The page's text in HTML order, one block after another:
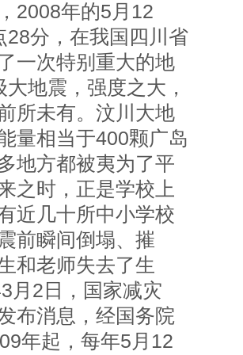
2008年的5月12
28分，在我国四川省
一次特别重大的地
地震，强度之大，
所未有。汶川大地
量相当于400颗广岛
地方都被夷为了平
之时，正是学校上
近几十所中小学校
前瞬间倒塌、摧
和老师失去了生
月2日，国家减灾
布消息，经国务院
年起，每年5月12